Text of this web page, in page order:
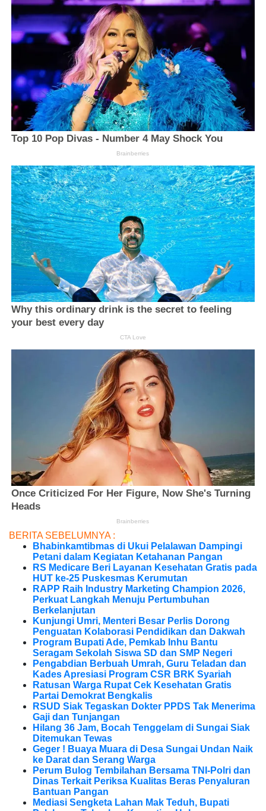
BERITA SEBELUMNYA :
Bhabinkamtibmas di Ukui Pelalawan Dampingi
Petani dalam Kegiatan Ketahanan Pangan
RS Medicare Beri Layanan Kesehatan Gratis pada
HUT ke-25 Puskesmas Kerumutan
RAPP Raih Industry Marketing Champion 2026,
Perkuat Langkah Menuju Pertumbuhan
Berkelanjutan
Kunjungi Umri, Menteri Besar Perlis Dorong
Penguatan Kolaborasi Pendidikan dan Dakwah
Program Bupati Ade, Pemkab Inhu Bantu
Seragam Sekolah Siswa SD dan SMP Negeri
Pengabdian Berbuah Umrah, Guru Teladan dan
Kades Apresiasi Program CSR BRK Syariah
Ratusan Warga Rupat Cek Kesehatan Gratis
Partai Demokrat Bengkalis
RSUD Siak Tegaskan Dokter PPDS Tak Menerima
Gaji dan Tunjangan
Hilang 36 Jam, Bocah Tenggelam di Sungai Siak
Ditemukan Tewas
Geger ! Buaya Muara di Desa Sungai Undan Naik
ke Darat dan Serang Warga
Perum Bulog Tembilahan Bersama TNI-Polri dan
Dinas Terkait Periksa Kualitas Beras Penyaluran
Bantuan Pangan
Mediasi Sengketa Lahan Mak Teduh, Bupati